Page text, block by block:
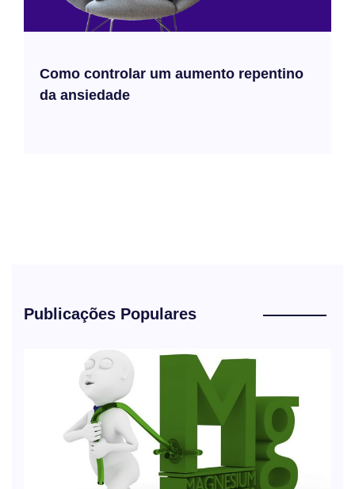
Como controlar um aumento repentino
da ansiedade
Publicações Populares